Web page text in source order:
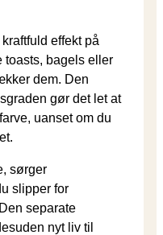
effekt på
toasts, bagels eller
dem. Den
gør det let at
uanset om du
sørger
slipper for
separate
nyt liv til